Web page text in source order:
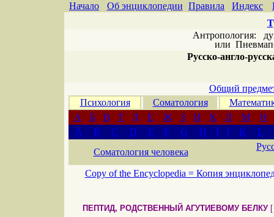
Начало Об энциклопедии Правила Индекс
Антропология:
или
Русско-англо-
Общий
Психология
Соматология
А
Б В Г Д Е Ж З И К Л М
Н
A
B C D E F G H I J K
L
Соматология человека
Copy of the Encyclopedia = Копия
ПЕПТИД, РОДСТВЕННЫЙ АГУТИЕВОМУ БЕЛКУ